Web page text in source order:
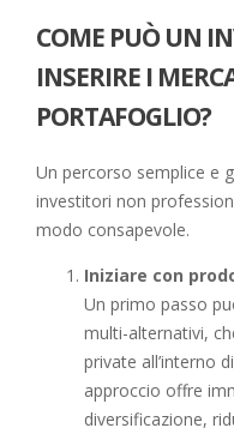
COME PUÒ UN
INSERIRE I
PORTAFOGLIO?
Un percorso semplice e
investitori non
modo consapevole.
Iniziare con
Un primo passo
multi-alternativi,
private all’interno
approccio offre
diversificazione,